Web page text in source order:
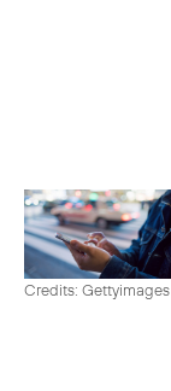
Credits: Gettyimages